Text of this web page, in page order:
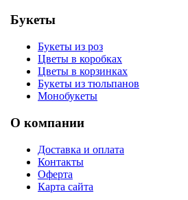
Букеты
Букеты из роз
Цветы в коробках
Цветы в корзинках
Букеты из тюльпанов
Монобукеты
О компании
Доставка и оплата
Контакты
Оферта
Карта сайта